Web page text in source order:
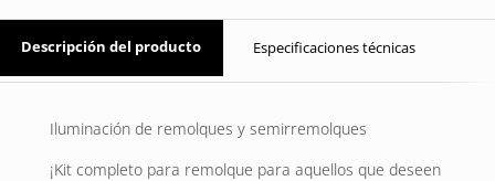
Descripción del producto Especificaciones técnicas
Iluminación de remolques y semirremolques
¡Kit completo para remolque para aquellos que deseen